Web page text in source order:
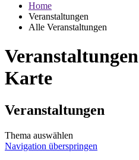
Home
Veranstaltungen
Alle Veranstaltungen
Veranstaltungen
Karte
Veranstaltungen
Thema auswählen
Navigation überspringen